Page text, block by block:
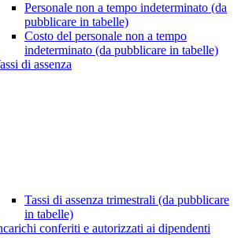
Personale non a tempo indeterminato (da
pubblicare in tabelle)
Costo del personale non a tempo
indeterminato (da pubblicare in tabelle)
di assenza
Tassi di assenza trimestrali (da pubblicare
in tabelle)
conferiti e autorizzati ai dipendenti